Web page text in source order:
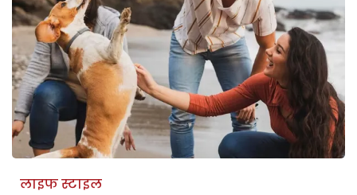
लाइफ स्टाइल